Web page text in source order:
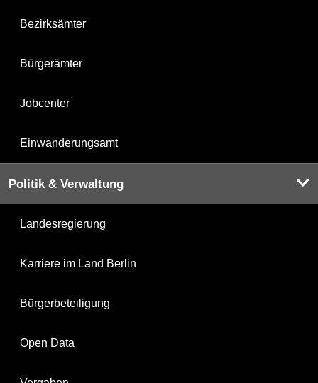
Bezirksämter
Bürgerämter
Jobcenter
Einwanderungsamt
Politik & Verwaltung
Landesregierung
Karriere im Land Berlin
Bürgerbeteiligung
Open Data